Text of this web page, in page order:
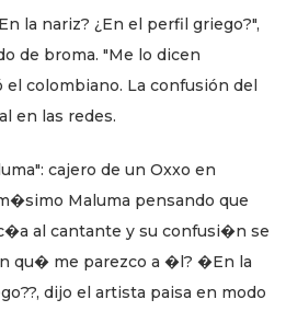
la nariz? ¿En el perfil griego?",
de broma. "Me lo dicen
el colombiano. La confusión del
en las redes.
cajero de un Oxxo en
Maluma pensando que
al cantante y su confusi�n se
qu� me parezco a �l? �En la
dijo el artista paisa en modo